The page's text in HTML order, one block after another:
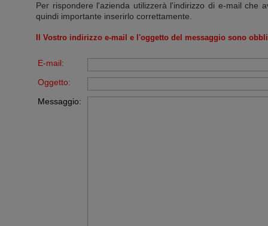
Per rispondere l'azienda utilizzerà l'indirizzo di e-mail che
quindi importante inserirlo correttamente.
Il Vostro indirizzo e-mail e l'oggetto del messaggio sono
E-mail:
Oggetto:
Messaggio: